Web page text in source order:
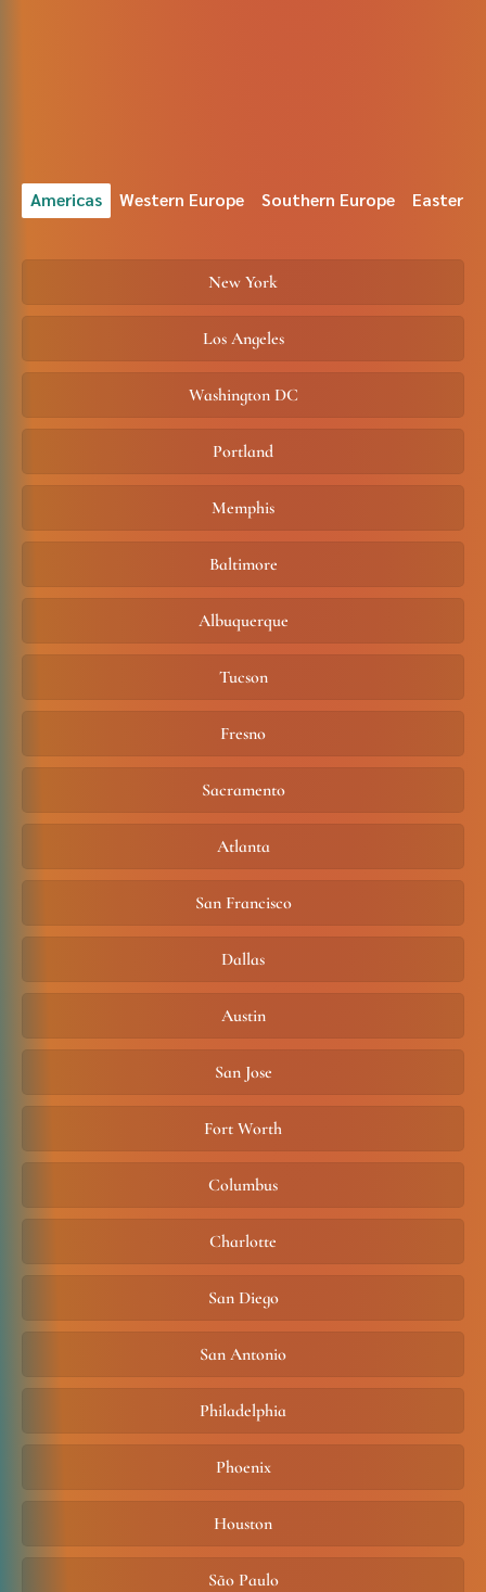
Americas Western Europe Southern Europe Eastern
New York
Los Angeles
Washington DC
Portland
Memphis
Baltimore
Albuquerque
Tucson
Fresno
Sacramento
Atlanta
San Francisco
Dallas
Austin
San Jose
Fort Worth
Columbus
Charlotte
San Diego
San Antonio
Philadelphia
Phoenix
Houston
São Paulo